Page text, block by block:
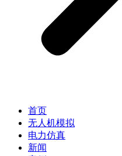
首页
无人机模拟
电力仿真
新闻